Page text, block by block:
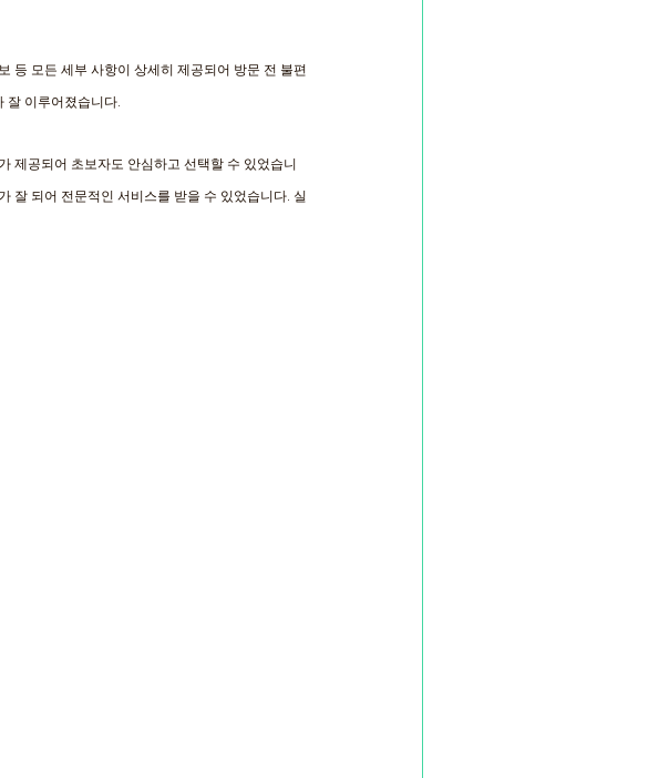
등 모든 세부 사항이 상세히 제공되어 방문 전 불편
잘 이루어졌습니다.
제공되어 초보자도 안심하고 선택할 수 있었습니
잘 되어 전문적인 서비스를 받을 수 있었습니다. 실